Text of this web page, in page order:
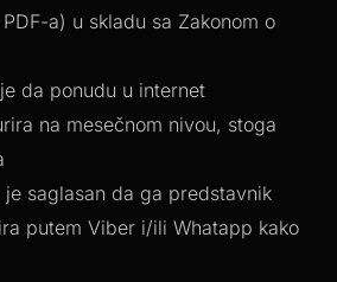
a) u skladu sa Zakonom o
da ponudu u internet
na mesečnom nivou, stoga
saglasan da ga predstavnik
putem Viber i/ili Whatapp kako